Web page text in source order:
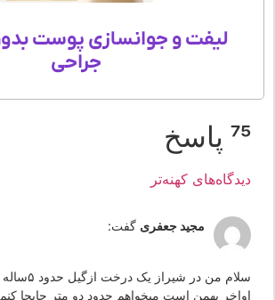
لیفت و جوانسازی پوست بدون
جراحی
کهنه‌تر
مجید جعفری گفت:
سلام من در شیراز یک درخت
بهمن است میخواهم حدود دو متر جابجا کنم